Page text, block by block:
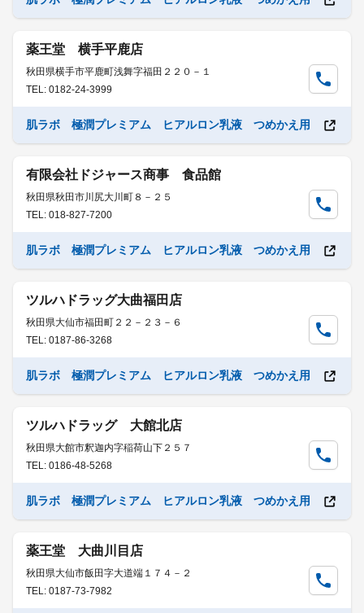
薬王堂 横手平鹿店
秋田県横手市平鹿町浅舞字福田２２０－１
TEL: 0182-24-3999
肌ラボ 極潤プレミアム ヒアルロン乳液 つめかえ用
有限会社ドジャース商事 食品館
秋田県秋田市川尻大川町８－２５
TEL: 018-827-7200
肌ラボ 極潤プレミアム ヒアルロン乳液 つめかえ用
ツルハドラッグ大曲福田店
秋田県大仙市福田町２２－２３－６
TEL: 0187-86-3268
肌ラボ 極潤プレミアム ヒアルロン乳液 つめかえ用
ツルハドラッグ 大館北店
秋田県大館市釈迦内字稲荷山下２５７
TEL: 0186-48-5268
肌ラボ 極潤プレミアム ヒアルロン乳液 つめかえ用
薬王堂 大曲川目店
秋田県大仙市飯田字大道端１７４－２
TEL: 0187-73-7982